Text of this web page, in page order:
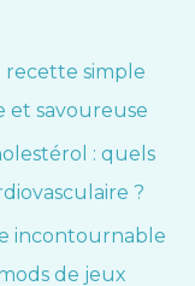
recette simple
et savoureuse
: quels
?
incontournable
de jeux